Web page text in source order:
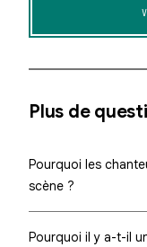
Plus de
Pourquoi les
scène ?
Pourquoi il y a-t-il